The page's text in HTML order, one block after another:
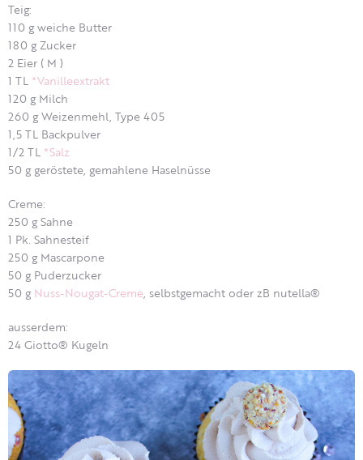
Teig:
110 g weiche Butter
180 g Zucker
2 Eier ( M )
1 TL *Vanilleextrakt
120 g Milch
260 g Weizenmehl, Type 405
1,5 TL Backpulver
1/2 TL *Salz
50 g geröstete, gemahlene Haselnüsse
Creme:
250 gSahne
1 Pk. Sahnesteif
250 g Mascarpone
50 g Puderzucker
50 gNuss-Nougat-Creme, selbstgemacht oder zB nutella®
ausserdem:
24 Giotto® Kugeln